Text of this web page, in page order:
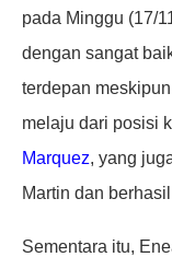
pada Minggu (17/
dengan sangat
terdepan
melaju dari posisi
Marquez, yang
Martin dan
Sementara itu,